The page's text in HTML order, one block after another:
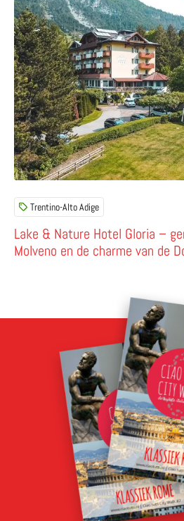
Lake & Nature Hotel Gloria –
Molveno en de charme van de
Trentino-Alto Adige